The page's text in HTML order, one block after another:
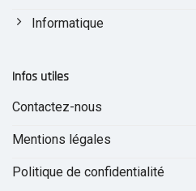
Informatique
Infos utiles
Contactez-nous
Mentions légales
Politique de confidentialité